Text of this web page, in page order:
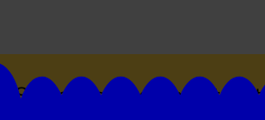
Suivez toutes les